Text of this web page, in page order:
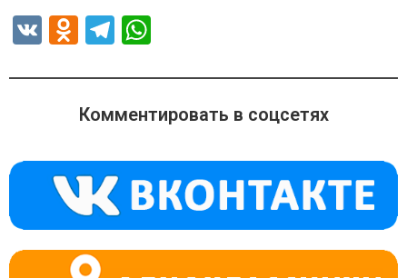
V
O
n
o
a
ss
ni
ki
T
e
gr
m
at
s
p
p
Комментировать в соцсетях